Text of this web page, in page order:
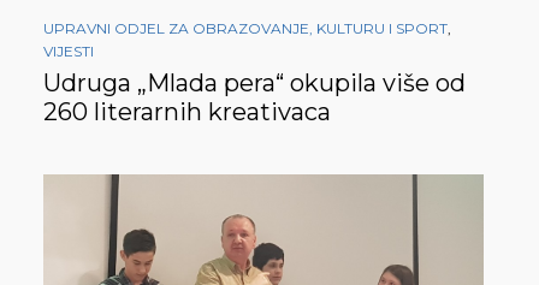
UPRAVNI ODJEL ZA OBRAZOVANJE, KULTURU I SPORT,
VIJESTI
Udruga „Mlada pera“ okupila više od
260 literarnih kreativaca